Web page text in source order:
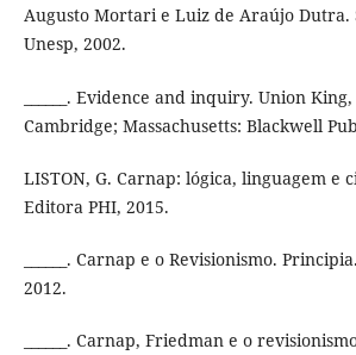
Augusto Mortari e Luiz de Araújo Dutra.
Unesp, 2002.
______. Evidence and inquiry. Union
Cambridge; Massachusetts: Blackwell
LISTON, G. Carnap: lógica, linguagem e
Editora PHI, 2015.
______. Carnap e o Revisionismo.
2012.
______. Carnap, Friedman e o